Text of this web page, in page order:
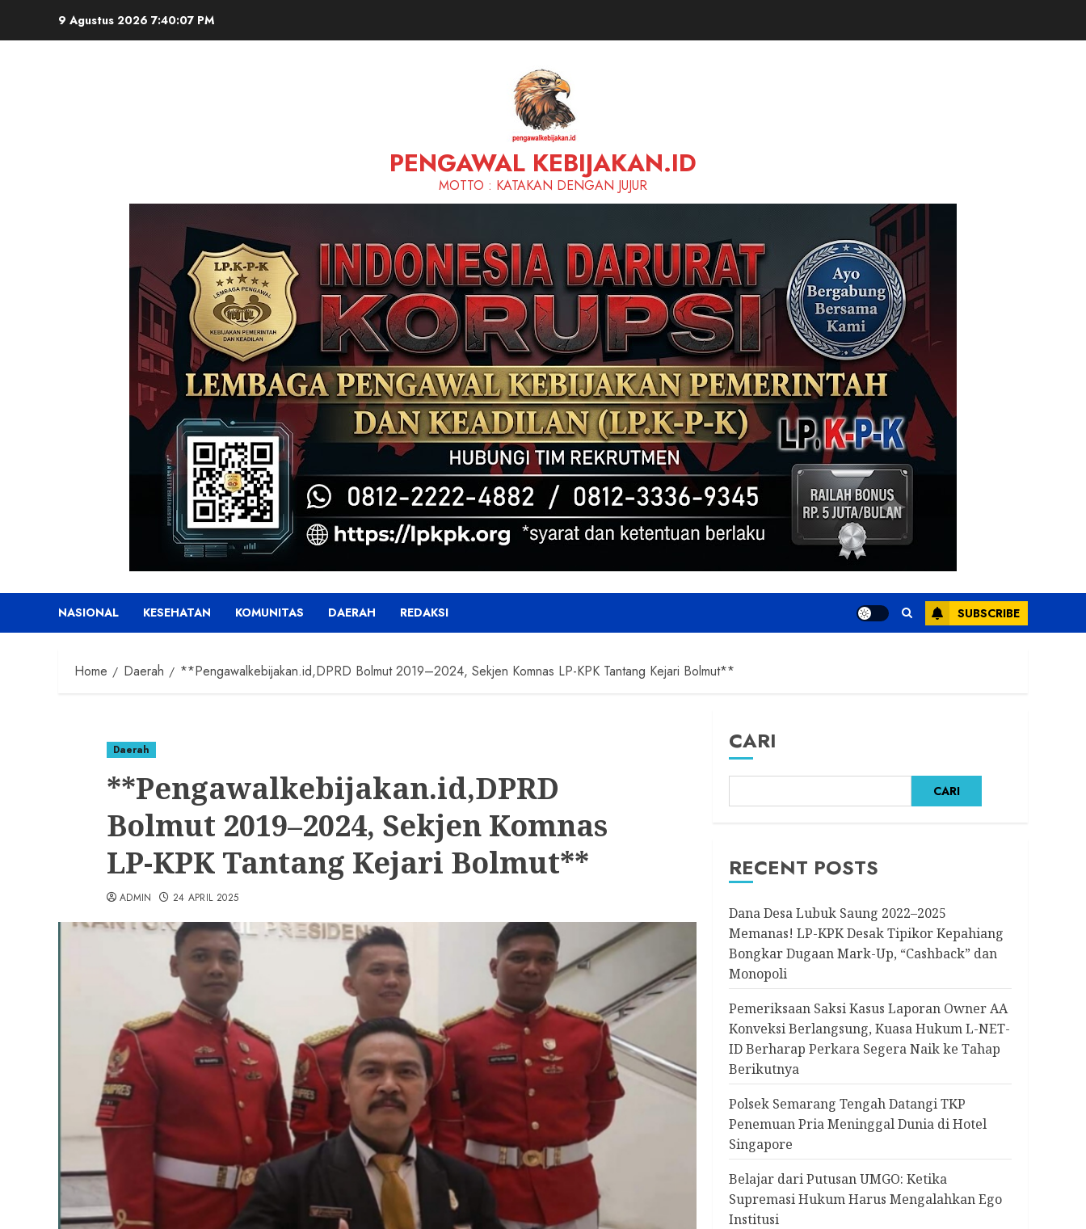
9 Agustus 2026 7:40:08 PM
PENGAWAL KEBIJAKAN.ID
MOTTO : KATAKAN DENGAN JUJUR
NASIONAL KESEHATAN KOMUNITAS DAERAH REDAKSI SUBSCRIBE
Home Daerah **Pengawalkebijakan.id,DPRD Bolmut 2019–2024, Sekjen Komnas LP-KPK Tantang Kejari Bolmut**
Daerah
**Pengawalkebijakan.id,DPRD
Bolmut 2019–2024, Sekjen Komnas
LP-KPK Tantang Kejari Bolmut**
ADMIN 24 APRIL 2025
CARI
CARI
RECENT POSTS
Dana Desa Lubuk Saung 2022–2025
Memanas! LP-KPK Desak Tipikor Kepahiang
Bongkar Dugaan Mark-Up, “Cashback” dan
Monopoli
Pemeriksaan Saksi Kasus Laporan Owner AA
Konveksi Berlangsung, Kuasa Hukum L-NET-
ID Berharap Perkara Segera Naik ke Tahap
Berikutnya
Polsek Semarang Tengah Datangi TKP
Penemuan Pria Meninggal Dunia di Hotel
Singapore
Belajar dari Putusan UMGO: Ketika
Supremasi Hukum Harus Mengalahkan Ego
Institusi